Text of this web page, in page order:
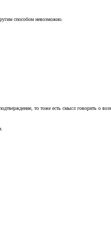
способом невозможно.
то тоже есть смысл говорить о